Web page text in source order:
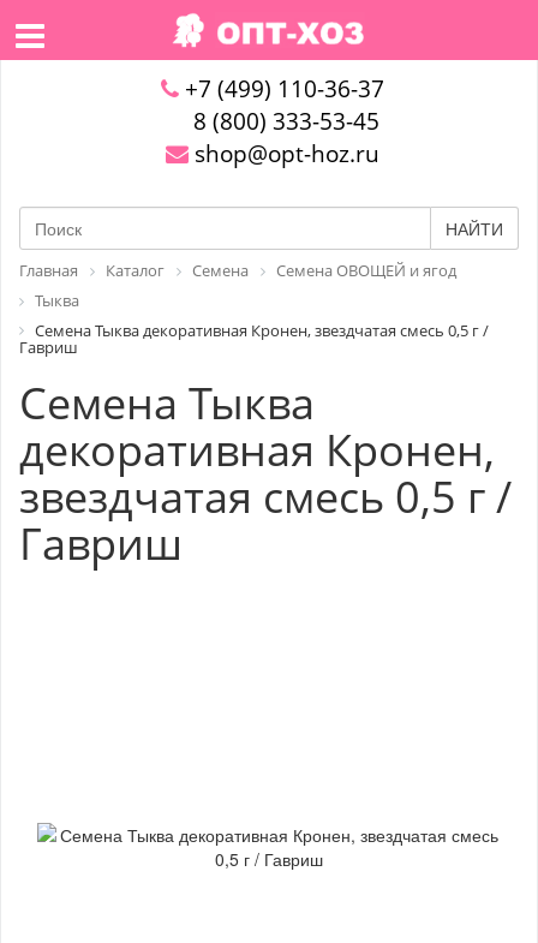
+7 (499) 110-36-37
8 (800) 333-53-45
shop@opt-hoz.ru
НАЙТИ
Главная Каталог Семена
Семена ОВОЩЕЙ и ягод
Тыква
Семена Тыква декоративная Кронен, звездчатая смесь 0,5 г /
Гавриш
Семена Тыква
декоративная Кронен,
звездчатая смесь 0,5 г /
Гавриш